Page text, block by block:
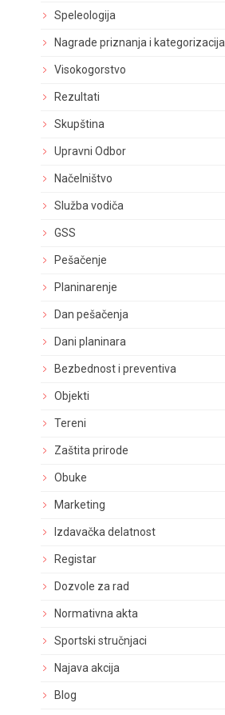
Speleologija
Nagrade priznanja i kategorizacija
Visokogorstvo
Rezultati
Skupština
Upravni Odbor
Načelništvo
Služba vodiča
GSS
Pešačenje
Planinarenje
Dan pešačenja
Dani planinara
Bezbednost i preventiva
Objekti
Tereni
Zaštita prirode
Obuke
Marketing
Izdavačka delatnost
Registar
Dozvole za rad
Normativna akta
Sportski stručnjaci
Najava akcija
Blog